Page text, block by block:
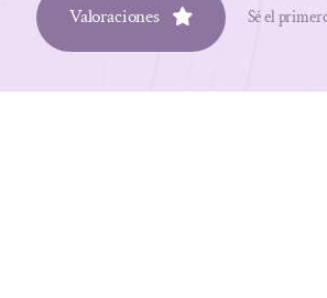
Valoraciones Sé el